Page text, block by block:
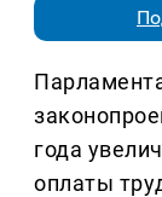
года
оплаты